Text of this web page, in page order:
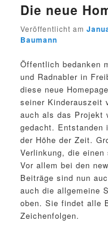
Die neue
Veröffentlicht am
Baumann
Öffentlich bedanken
und Radnabler in
diese neue
seiner Kinderauszeit
auch als das Projekt
gedacht. Entstanden
der Höhe der Zeit.
Verlinkung, die
Vor allem bei den
Beiträge sind nun
auch die allgemeine
oben. Sie findet alle
Zeichenfolgen.